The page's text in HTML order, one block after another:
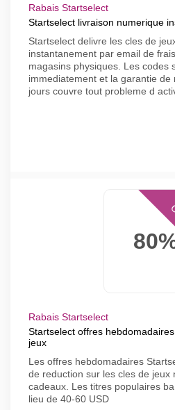
Rabais Startselect
Startselect livraison numerique
Startselect delivre les cles de
instantanement par email de
magasins physiques. Les codes
immediatement et la garantie
jours couvre tout probleme d
Rabais Startselect
Startselect offres
jeux
Les offres hebdomadaires
de reduction sur les cles de jeux
cadeaux. Les titres populaires
lieu de 40-60 USD